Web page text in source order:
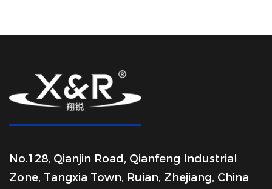
No.128, Qianjin Road, Qianfeng Industrial
Zone, Tangxia Town, Ruian, Zhejiang, China